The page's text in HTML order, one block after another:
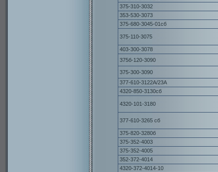
375-310-3032
353-530-3073
375-680-3045-01сб
375-110-3075
403-300-3078
375б-120-3090
375-300-3090
377-610-3122А/23А
4320-850-3130сб
4320-101-3180
377-610-3265 сб
375-820-3280б
375-352-4003
375-352-4005
352-372-4014
4320-372-4014-10